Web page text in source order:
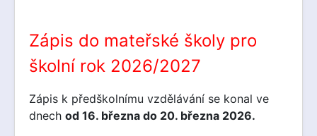
Zápis do mateřské školy pro
školní rok 2026/2027
Zápis k předškolnímu vzdělávání se konal ve
dnech od 16. března do 20. března 2026.